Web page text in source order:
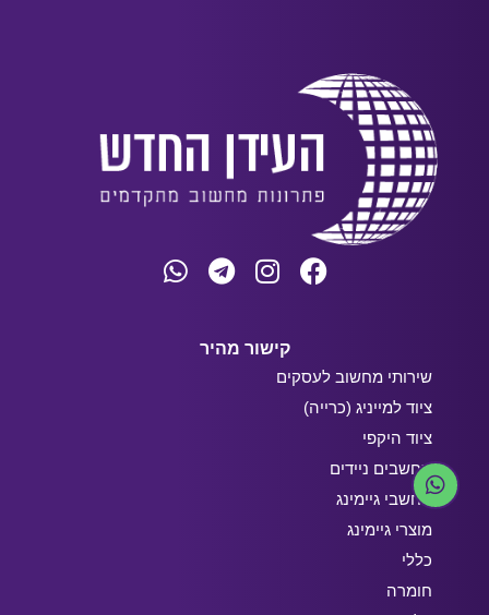
קישור מהיר
שירותי מחשוב לעסקים
ציוד למייניג (כרייה)
ציוד היקפי
מחשבים ניידים
מחשבי גיימינג
מוצרי גיימינג
כללי
חומרה